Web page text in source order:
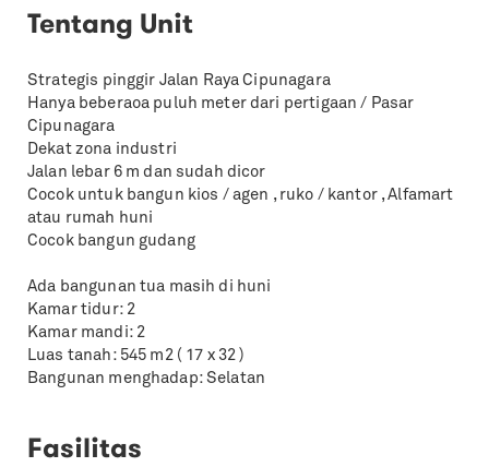
Tentang Unit
Strategis pinggir Jalan Raya Cipunagara
Hanya beberaoa puluh meter dari pertigaan / Pasar
Cipunagara
Dekat zona industri
Jalan lebar 6 m dan sudah dicor
Cocok untuk bangun kios / agen , ruko / kantor , Alfamart
atau rumah huni
Cocok bangun gudang
Ada bangunan tua masih di huni
Kamar tidur: 2
Kamar mandi: 2
Luas tanah: 545 m2 ( 17 x 32 )
Bangunan menghadap: Selatan
Fasilitas